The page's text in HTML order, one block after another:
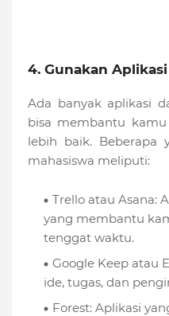
4. Gunakan
Ada banyak aplikasi
bisa membantu
lebih baik. Beberapa
mahasiswa meliputi:
Trello atau Asana:
yang membantu
tenggat waktu.
Google Keep atau
ide, tugas, dan
Forest: Aplikasi